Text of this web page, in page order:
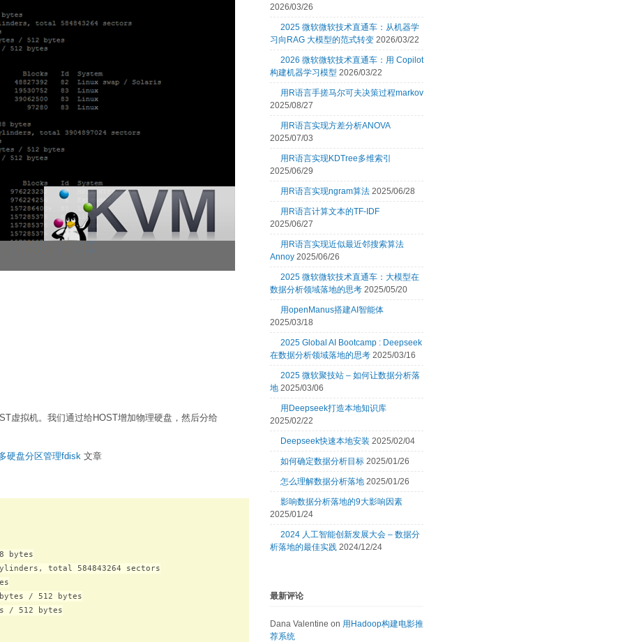
虚拟机。我们通过给HOST增加物理硬盘，然后分给
硬盘分区管理fdisk 文章
bytes
total 584843264 sectors
/ 512 bytes
/ 512 bytes
2026/03/26
2025 微软微软技术直通车：从机器学
习向RAG 大模型的范式转变 2026/03/22
2026 微软微软技术直通车：用 Copilot
构建机器学习模型 2026/03/22
用R语言手搓马尔可夫决策过程markov
2025/08/27
用R语言实现方差分析ANOVA
2025/07/03
用R语言实现KDTree多维索引
2025/06/29
用R语言实现ngram算法 2025/06/28
用R语言计算文本的TF-IDF
2025/06/27
用R语言实现近似最近邻搜索算法
Annoy 2025/06/26
2025 微软微软技术直通车：大模型在
数据分析领域落地的思考 2025/05/20
用openManus搭建AI智能体
2025/03/18
2025 Global AI Bootcamp : Deepseek
在数据分析领域落地的思考 2025/03/16
2025 微软聚技站 – 如何让数据分析落
地 2025/03/06
用Deepseek打造本地知识库
2025/02/22
Deepseek快速本地安装 2025/02/04
如何确定数据分析目标 2025/01/26
怎么理解数据分析落地 2025/01/26
影响数据分析落地的9大影响因素
2025/01/24
2024 人工智能创新发展大会 – 数据分
析落地的最佳实践 2024/12/24
最新评论
Dana Valentine on 用Hadoop构建电影推
荐系统